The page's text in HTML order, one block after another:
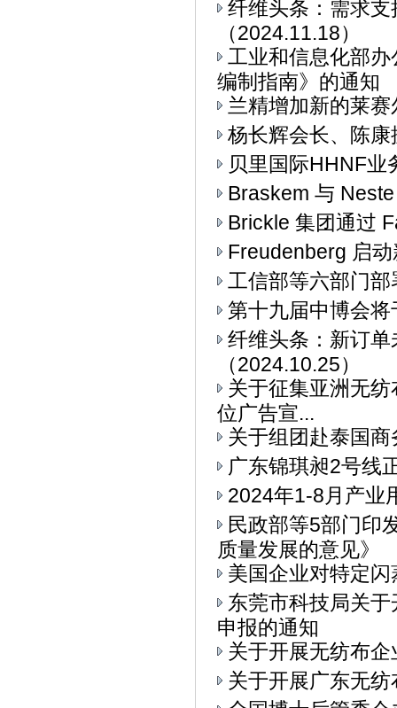
纤维头条：需求
（2024.11.18）
工业和信息化部
编制指南》的通知
兰精增加新的莱
杨长辉会长、陈
贝里国际HHNF业
Braskem 与
Brickle 集团通过
Freudenberg 启
工信部等六部门
第十九届中博会
纤维头条：新订
（2024.10.25）
关于征集亚洲无
位广告宣...
关于组团赴泰国
广东锦琪昶2号线
2024年1-8月产业
民政部等5部门印
质量发展的意见》
美国企业对特定
东莞市科技局关
申报的通知
关于开展无纺布
关于开展广东无